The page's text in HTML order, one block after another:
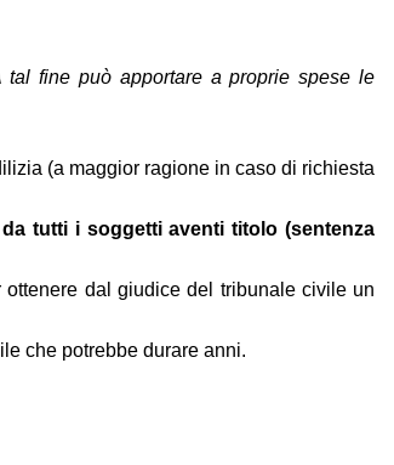
fine può apportare a proprie spese le
(a maggior ragione in caso di richiesta
tutti i soggetti aventi titolo (sentenza
dal giudice del tribunale civile un
che potrebbe durare anni.